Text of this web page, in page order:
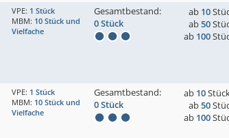
VPE: 1 Stück
MBM: 10 Stück und
Vielfache
Gesamtbestand:
0 Stück
ab 10
ab50
ab 100
VPE: 1 Stück
MBM: 10 Stück und
Vielfache
Gesamtbestand:
0 Stück
ab 10
ab50
ab 100